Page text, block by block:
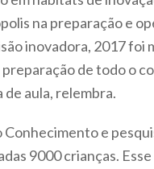
na preparação e
inovadora, 2017 foi
de todo o
de aula, relembra.
e
9000 crianças.